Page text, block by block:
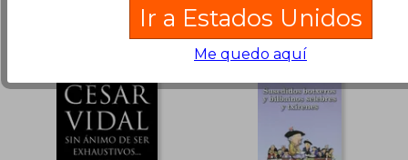
Ir a Estados Unidos
Me quedo aquí